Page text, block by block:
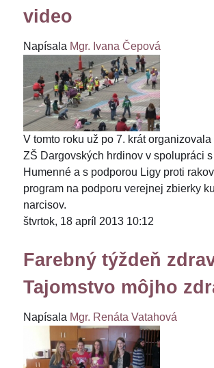
video
Napísala Mgr. Ivana Čepová
V tomto roku už po 7. krát
ZŠ Dargovských hrdinov v spolupráci
Humenné a s podporou Ligy proti
program na podporu verejnej zbierky
narcisov.
štvrtok, 18 apríl 2013 10:12
Farebný týždeň
Tajomstvo môjho
Napísala Mgr. Renáta Vatahová